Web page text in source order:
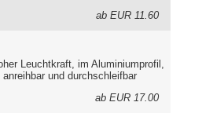
ab EUR 11.60
Leuchtkraft, im Aluminiumprofil,
und durchschleifbar
ab EUR 17.00